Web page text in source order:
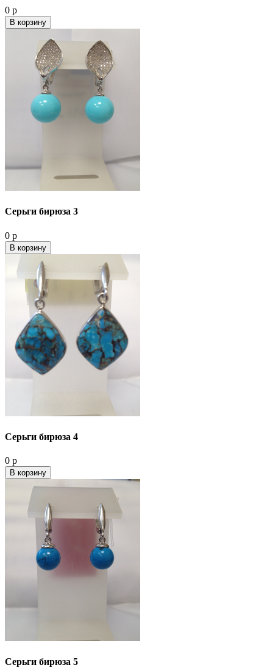
0 р
В корзину
Серьги бирюза 3
0 р
В корзину
Серьги бирюза 4
0 р
В корзину
Серьги бирюза 5